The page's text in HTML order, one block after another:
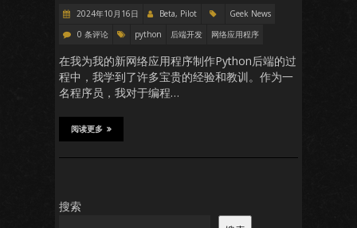
2024年10月16日 Beta, Pilot
Geek News
0 条评论
python 后端开发 网络应用程序
在我为我的新网络应用程序制作Python后端的过
程中，我学到了许多宝贵的经验和教训。作为一
名程序员，我对于编程…
阅读更多
搜索